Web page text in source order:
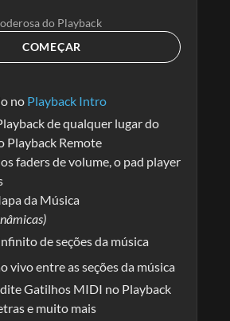
do Playback
COMEÇAR
no Playback Intro
de qualquer lugar do
Playback Remote
faders de volume, o pad player
da Música
de seções da música
vivo entre as seções da música
Gatilhos MIDI no Playback
e muito mais